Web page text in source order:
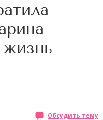
жизнь
Обсудить тему